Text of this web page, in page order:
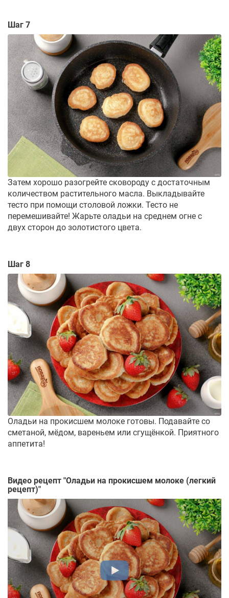
Шаг 7
Затем хорошо разогрейте сковороду с достаточным
количеством растительного масла. Выкладывайте
тесто при помощи столовой ложки. Тесто не
перемешивайте! Жарьте оладьи на среднем огне с
двух сторон до золотистого цвета.
Шаг 8
Оладьи на прокисшем молоке готовы. Подавайте со
сметаной, мёдом, вареньем или сгущёнкой. Приятного
аппетита!
Видео рецепт "Оладьи на прокисшем молоке (легкий
рецепт)"